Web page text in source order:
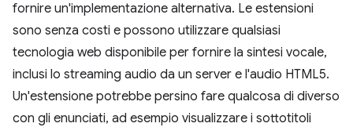
fornire un'implementazione alternativa. Le estensioni
sono senza costi e possono utilizzare qualsiasi
tecnologia web disponibile per fornire la sintesi vocale,
inclusi lo streaming audio da un server e l'audio HTML5.
Un'estensione potrebbe persino fare qualcosa di diverso
con gli enunciati, ad esempio visualizzare i sottotitoli